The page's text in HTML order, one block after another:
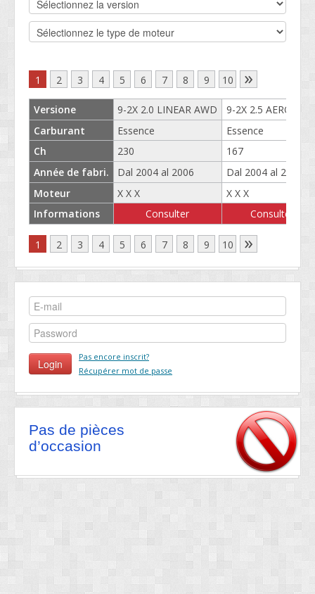
1 2 3 4 5 6 7 8 9 10 »
Versione
Carburant
Ch
Année de fabri.
Moteur
Informations
9-2X 2.0 LINEAR AWD
Essence
230
Dal 2004 al 2006
X X X
Consulter
9-2X 2.5 AERO
Essence
167
Dal 2004 al 2006
X X X
Consulter
1 2 3 4 5 6 7 8 9 10 »
Pas encore inscrit?
Récupérer mot de passe
Pas de pièces
d’occasion